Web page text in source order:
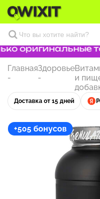
оригинальные
Главная
-
Здоровье
-
и
Доставка от 15 дней
+505 бонусов